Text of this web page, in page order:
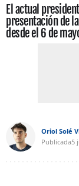
El actual
presentación de
desde el 6 de
Oriol Solé
Publicada5